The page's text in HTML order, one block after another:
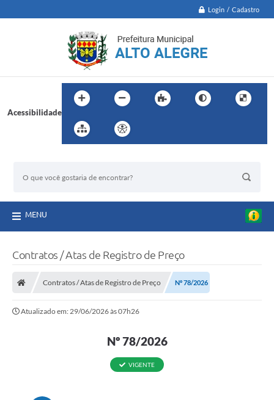
Login / Cadastro
Acessibilidade
MENU
Contratos / Atas de Registro de Preço
Contratos / Atas de Registro de Preço Nº 78/2026
Atualizado em: 29/06/2026 às 07h26
Nº 78/2026
VIGENTE